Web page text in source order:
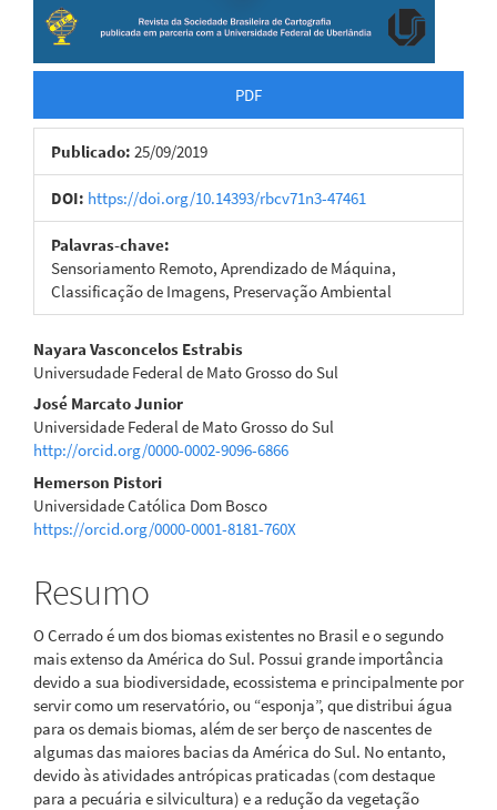
PDF
Publicado: 25/09/2019
DOI: https://doi.org/10.14393/rbcv71n3-47461
Palavras-chave:
Sensoriamento Remoto, Aprendizado de Máquina,
Classificação de Imagens, Preservação Ambiental
Conteúdo
do
artigo
principal
Nayara Vasconcelos Estrabis
Universudade Federal de Mato Grosso do Sul
José Marcato Junior
Universidade Federal de Mato Grosso do Sul
http://orcid.org/0000-0002-9096-6866
Hemerson Pistori
Universidade Católica Dom Bosco
https://orcid.org/0000-0001-8181-760X
Resumo
O Cerrado é um dos biomas existentes no Brasil e o segundo
mais extenso da América do Sul. Possui grande importância
devido a sua biodiversidade, ecossistema e principalmente por
servir como um reservatório, ou “esponja”, que distribui água
para os demais biomas, além de ser berço de nascentes de
algumas das maiores bacias da América do Sul. No entanto,
devido às atividades antrópicas praticadas (com destaque
para a pecuária e silvicultura) e a redução da vegetação